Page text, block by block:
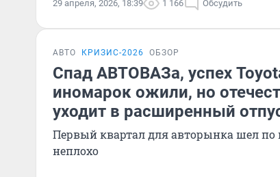
29 апреля, 2026, 18:39 1 166 Обсудить
АВТО КРИЗИС-2026 ОБЗОР
Спад АВТОВАЗа, успех
иномарок ожили, но
уходит в расширенный
Первый квартал для авторынка шел
неплохо